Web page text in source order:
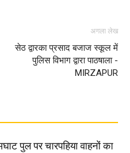
अगला लेख
सेठ द्वारका प्रसाद बजाज स्कूल में
पुलिस विभाग द्वारा पाठषाला -
MIRZAPUR
पुल पर चारपहिया वाहनों का